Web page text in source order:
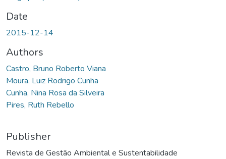
Date
2015-12-14
Authors
Castro, Bruno Roberto Viana
Moura, Luiz Rodrigo Cunha
Cunha, Nina Rosa da Silveira
Pires, Ruth Rebello
Publisher
Revista de Gestão Ambiental e Sustentabilidade